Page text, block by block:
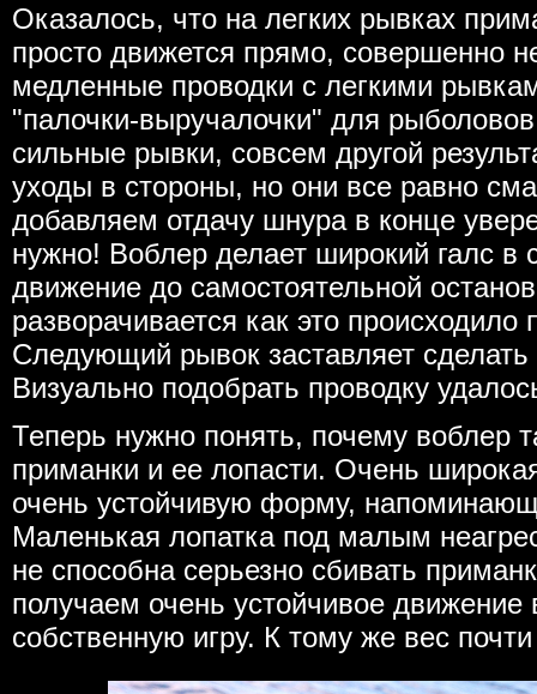
Оказалось, что на легких рывках
просто движется прямо, совершенно
медленные проводки с легкими
"палочки-выручалочки" для
сильные рывки, совсем другой
уходы в стороны, но они все равно
добавляем отдачу шнура в конце
нужно! Воблер делает широкий галс в
движение до самостоятельной
разворачивается как это
Следующий рывок заставляет
Визуально подобрать проводку
Теперь нужно понять, почему воблер
приманки и ее лопасти. Очень
очень устойчивую форму,
Маленькая лопатка под малым
не способна серьезно сбивать
получаем очень устойчивое движение
собственную игру. К тому же вес